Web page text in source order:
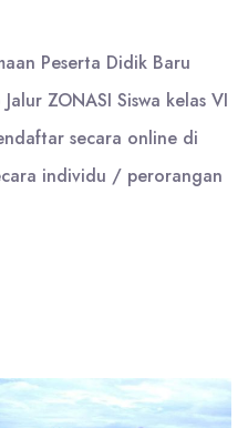
Peserta Didik Baru
ZONASI Siswa kelas VI
secara online di
individu / perorangan